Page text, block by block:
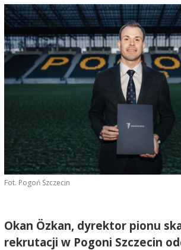
Fot. Pogoń Szczecin
Okan Özkan, dyrektor pionu
rekrutacji w Pogoni Szczecin